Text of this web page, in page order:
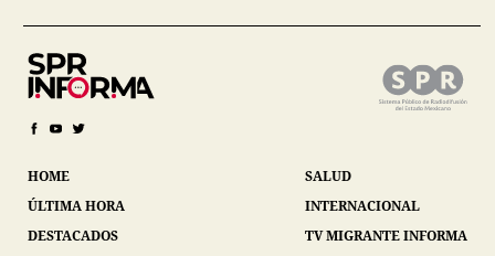
HOME
ÚLTIMA HORA
DESTACADOS
SALUD
INTERNACIONAL
TV MIGRANTE INFORMA